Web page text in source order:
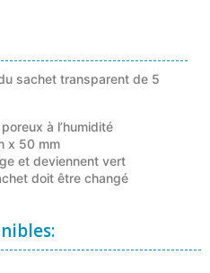
sachet transparent de 5
à l’humidité
x 50 mm
et deviennent vert
doit être changé